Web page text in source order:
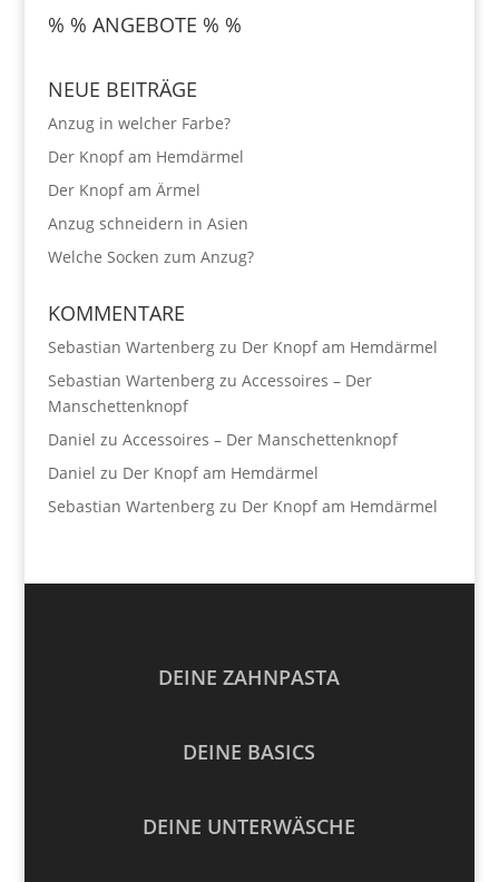
% % ANGEBOTE % %
NEUE BEITRÄGE
Anzug in welcher Farbe?
Der Knopf am Hemdärmel
Der Knopf am Ärmel
Anzug schneidern in Asien
Welche Socken zum Anzug?
KOMMENTARE
Sebastian Wartenbergzu Der Knopf am Hemdärmel
Sebastian Wartenbergzu Accessoires – Der
Manschettenknopf
Daniel zu Accessoires – Der Manschettenknopf
Daniel zu Der Knopf am Hemdärmel
Sebastian Wartenbergzu Der Knopf am Hemdärmel
DEINE ZAHNPASTA
DEINE BASICS
DEINE UNTERWÄSCHE